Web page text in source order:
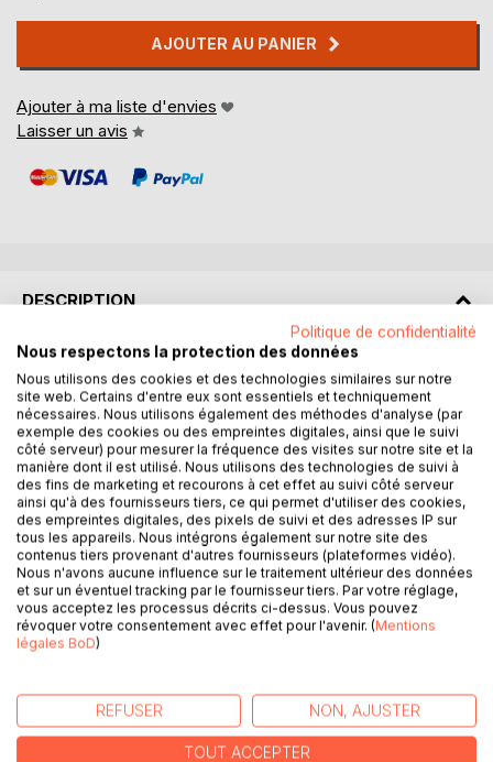
AJOUTER AU PANIER
Ajouter à ma liste d'envies
Laisser un avis
DESCRIPTION
Tout savoir sur les faits marquants de l'histoire des sourds
à travers des textes explicatifs, de courtes biographies et
des illustrations intéressantes, c'est l'ouvrage de
référence français des sourds, dont la lecture vous rendra
incollable.
Ce livre apprendra beaucoup à tous ceux et celles qui
s'intéressent au monde et à la culture des sourds, ainsi
qu'aux nouvelles générations sourdes qui voudraient ou
souhaiteraient imiter les anciens.
AUTEUR(S)
AVIS
Politique de confidentialité
Nous respectons la protection des données
Nous utilisons des cookies et des technologies similaires sur notre
site web. Certains d'entre eux sont essentiels et techniquement
nécessaires. Nous utilisons également des méthodes d'analyse (par
exemple des cookies ou des empreintes digitales, ainsi que le suivi
côté serveur) pour mesurer la fréquence des visites sur notre site et la
manière dont il est utilisé. Nous utilisons des technologies de suivi à
des fins de marketing et recourons à cet effet au suivi côté serveur
ainsi qu'à des fournisseurs tiers, ce qui permet d'utiliser des cookies,
des empreintes digitales, des pixels de suivi et des adresses IP sur
tous les appareils. Nous intégrons également sur notre site des
contenus tiers provenant d'autres fournisseurs (plateformes vidéo).
Nous n'avons aucune influence sur le traitement ultérieur des données
et sur un éventuel tracking par le fournisseur tiers. Par votre réglage,
vous acceptez les processus décrits ci-dessus. Vous pouvez
révoquer votre consentement avec effet pour l'avenir. (Mentions
légales BoD)
REFUSER NON, AJUSTER
TOUT ACCEPTER